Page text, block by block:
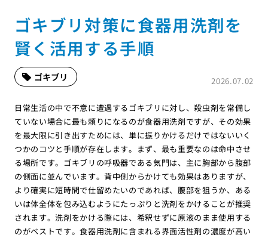
ゴキブリ対策に食器用洗剤を
賢く活用する手順
2026.07.02
ゴキブリ
日常生活の中で不意に遭遇するゴキブリに対し、殺虫剤を常備し
ていない場合に最も頼りになるのが食器用洗剤ですが、その効果
を最大限に引き出すためには、単に振りかけるだけではないいく
つかのコツと手順が存在します。まず、最も重要なのは命中させ
る場所です。ゴキブリの呼吸器である気門は、主に胸部から腹部
の側面に並んでいます。背中側からかけても効果はありますが、
より確実に短時間で仕留めたいのであれば、腹部を狙うか、ある
いは体全体を包み込むようにたっぷりと洗剤をかけることが推奨
されます。洗剤をかける際には、希釈せずに原液のまま使用する
のがベストです。食器用洗剤に含まれる界面活性剤の濃度が高い